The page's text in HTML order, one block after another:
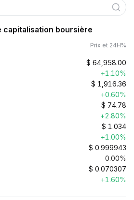
capitalisation boursière
Prix et 24H%
$ 64,958.00
+1.10%
$ 1,916.36
+0.60%
$ 74.78
+2.80%
$ 1.034
+1.00%
$ 0.999943
0.00%
$ 0.070307
+1.60%